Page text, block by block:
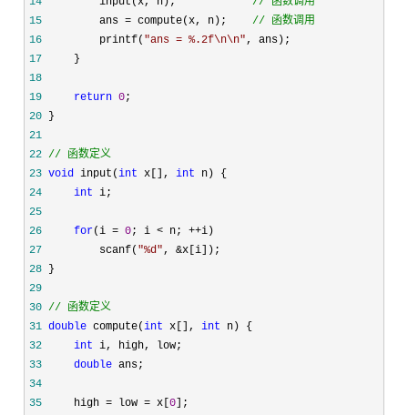
15
         ans = compute(x, n);
// 函数调用
16
         printf(
"ans = %.2f\n\n"
17
18
19
return 0
20
21
22 // 函数定义
23 void input(int x[], int
24
int
25
26
for(i = 0; i < n; ++
27
         scanf(
"%d", &
28
29
30 // 函数定义
31 double compute(int x[], int
32
int
33
double
34
35
     high = low = x[
0